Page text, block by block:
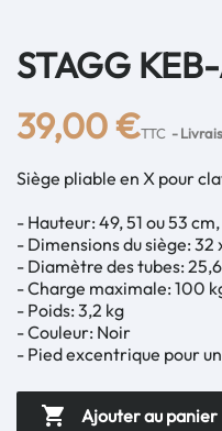
STAGG
39,00 €TTC
Siège pliable en X pour
- Hauteur: 49, 51 ou 53
- Dimensions du siège: 32
- Diamètre des tubes:
- Charge maximale: 100
- Poids: 3,2 kg
- Couleur: Noir
- Pied excentrique pour
 Ajouter au panier